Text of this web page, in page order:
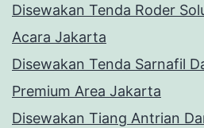
Disewakan Tenda Roder
Acara Jakarta
Disewakan Tenda Sarnafil
Premium Area Jakarta
Disewakan Tiang Antrian